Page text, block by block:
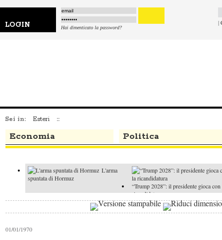
LOGIN Hai dimenticato la password?
|
Sei in: Esteri ::
Economia Politica
L'arma
spuntata di Hormuz
“Trump 2028”: il presidente gioca con
ricandidatura
La
Nato e l'autonomia europea
La
di Trump su Hormuz
01/01/1970